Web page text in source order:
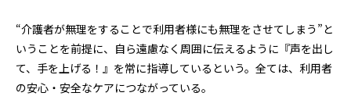
“介護者が無理をすることで利用者様にも無理をさせてしまう”と
いうことを前提に、自ら遠慮なく周囲に伝えるように『声を出し
て、手を上げる！』を常に指導しているという。全ては、利用者
の安心・安全なケアにつながっている。